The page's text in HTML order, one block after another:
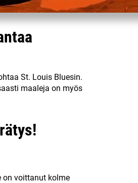
St. Louis Bluesin.
maaleja on myös
on voittanut kolme